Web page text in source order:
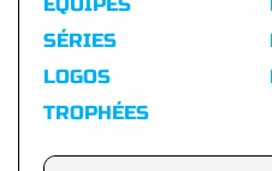
SÉRIES
LOGOS
TROPHÉES